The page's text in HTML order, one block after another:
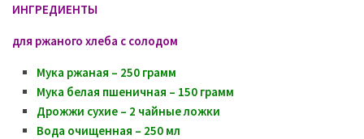
ИНГРЕДИЕНТЫ
для ржаного хлеба с солодом
Мука ржаная – 250 грамм
Мука белая пшеничная – 150 грамм
Дрожжи сухие – 2 чайные ложки
Вода очищенная – 250 мл